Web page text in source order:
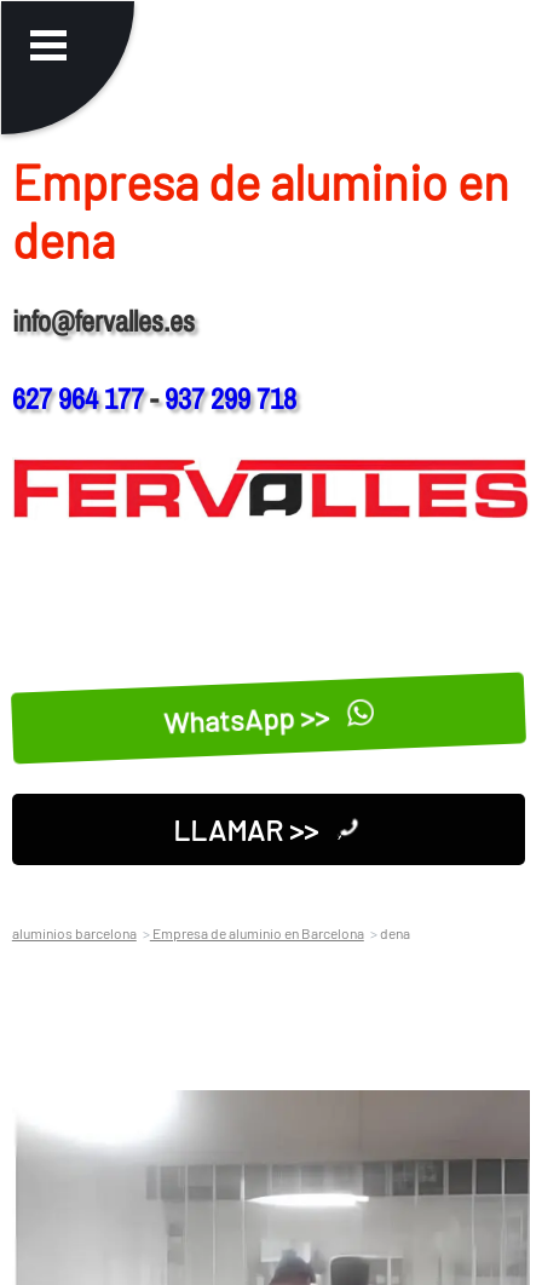
Empresa de aluminio en
dena
info@fervalles.es
627 964 177-937 299 718
WhatsApp >>
LLAMAR >>
aluminios barcelona Empresa de aluminio en Barcelona dena